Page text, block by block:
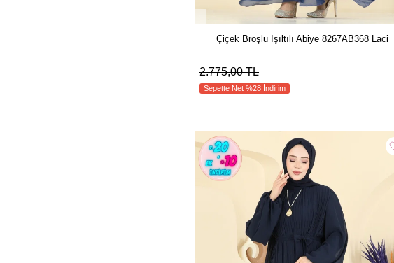
Çiçek Broşlu Işıltılı Abiye 8267AB368 Laci
2.775,00 TL
Sepette Net %28 İndirim